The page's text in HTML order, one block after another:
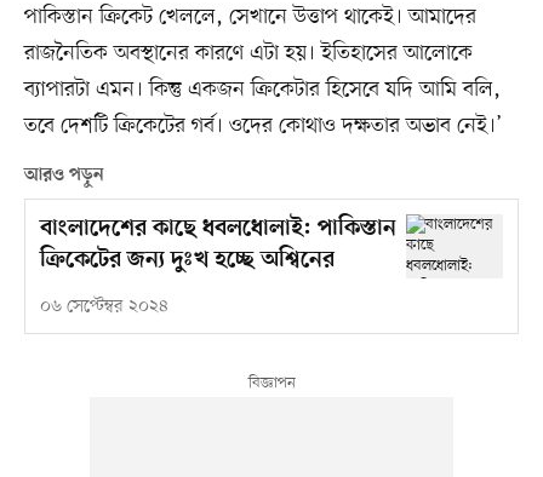
পাকিস্তান ক্রিকেট খেললে, সেখানে উত্তাপ থাকেই। আমাদের
রাজনৈতিক অবস্থানের কারণে এটা হয়। ইতিহাসের আলোকে
ব্যাপারটা এমন। কিন্তু একজন ক্রিকেটার হিসেবে যদি আমি বলি,
তবে দেশটি ক্রিকেটের গর্ব। ওদের কোথাও দক্ষতার অভাব নেই।’
আরও পড়ুন
বাংলাদেশের কাছে ধবলধোলাই: পাকিস্তান
ক্রিকেটের জন্য দুঃখ হচ্ছে অশ্বিনের
০৬ সেপ্টেম্বর ২০২৪